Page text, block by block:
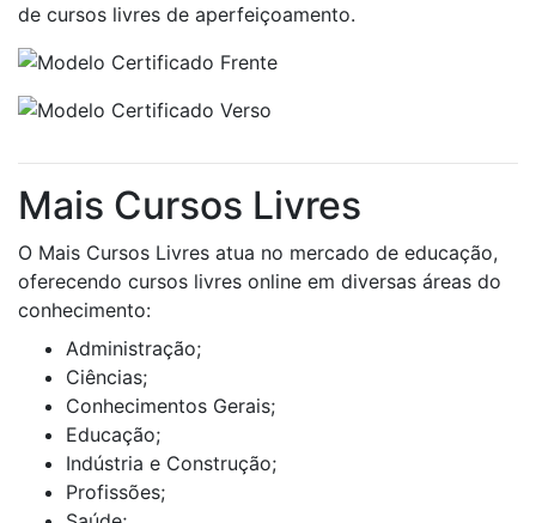
de cursos livres de aperfeiçoamento.
Mais Cursos Livres
O Mais Cursos Livres atua no mercado de educação,
oferecendo cursos livres online em diversas áreas do
conhecimento:
Administração;
Ciências;
Conhecimentos Gerais;
Educação;
Indústria e Construção;
Profissões;